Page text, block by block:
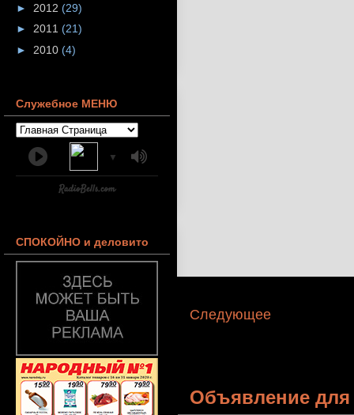
Следующее
Объявление для
► 2012 (29)
► 2011 (21)
► 2010 (4)
Служебное МЕНЮ
▼
СПОКОЙНО и деловито